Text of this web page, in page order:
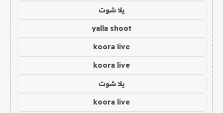
يلا شوت
yalla shoot
koora live
koora live
يلا شوت
koora live